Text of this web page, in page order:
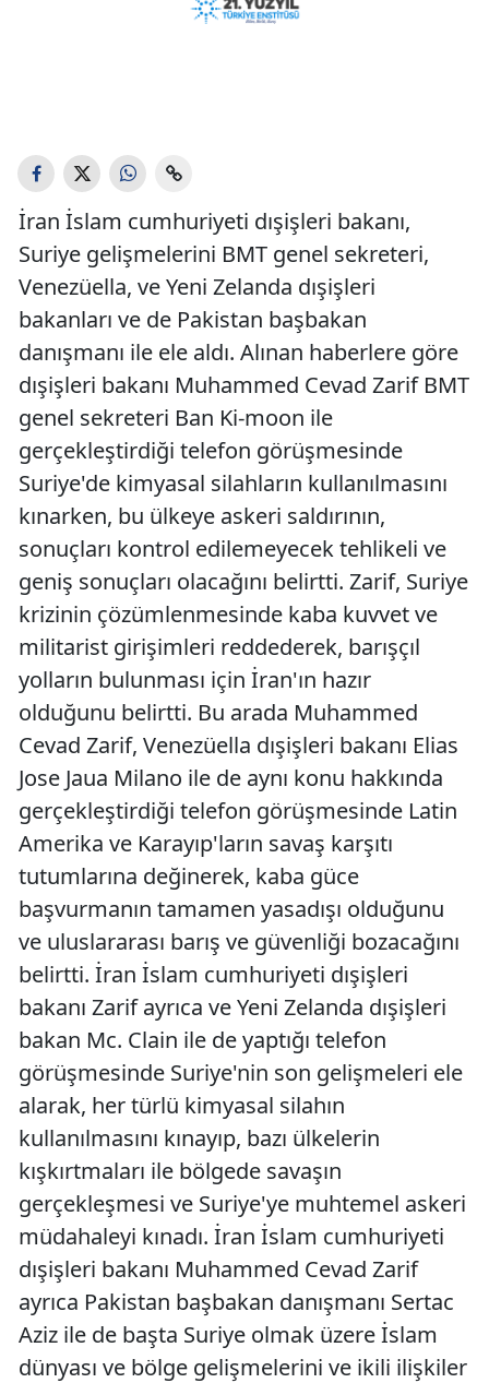
İran İslam cumhuriyeti dışişleri bakanı,
Suriye gelişmelerini BMT genel sekreteri,
Venezüella, ve Yeni Zelanda dışişleri
bakanları ve de Pakistan başbakan
danışmanı ile ele aldı. Alınan haberlere göre
dışişleri bakanı Muhammed Cevad Zarif BMT
genel sekreteri Ban Ki-moon ile
gerçekleştirdiği telefon görüşmesinde
Suriye'de kimyasal silahların kullanılmasını
kınarken, bu ülkeye askeri saldırının,
sonuçları kontrol edilemeyecek tehlikeli ve
geniş sonuçları olacağını belirtti. Zarif, Suriye
krizinin çözümlenmesinde kaba kuvvet ve
militarist girişimleri reddederek, barışçıl
yolların bulunması için İran'ın hazır
olduğunu belirtti. Bu arada Muhammed
Cevad Zarif, Venezüella dışişleri bakanı Elias
Jose Jaua Milano ile de aynı konu hakkında
gerçekleştirdiği telefon görüşmesinde Latin
Amerika ve Karayıp'ların savaş karşıtı
tutumlarına değinerek, kaba güce
başvurmanın tamamen yasadışı olduğunu
ve uluslararası barış ve güvenliği bozacağını
belirtti. İran İslam cumhuriyeti dışişleri
bakanı Zarif ayrıca ve Yeni Zelanda dışişleri
bakan Mc. Clain ile de yaptığı telefon
görüşmesinde Suriye'nin son gelişmeleri ele
alarak, her türlü kimyasal silahın
kullanılmasını kınayıp, bazı ülkelerin
kışkırtmaları ile bölgede savaşın
gerçekleşmesi ve Suriye'ye muhtemel askeri
müdahaleyi kınadı. İran İslam cumhuriyeti
dışişleri bakanı Muhammed Cevad Zarif
ayrıca Pakistan başbakan danışmanı Sertac
Aziz ile de başta Suriye olmak üzere İslam
dünyası ve bölge gelişmelerini ve ikili ilişkiler